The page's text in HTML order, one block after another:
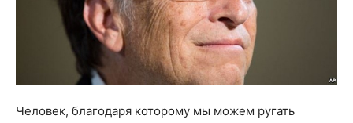
Человек, благодаря которому мы можем ругать